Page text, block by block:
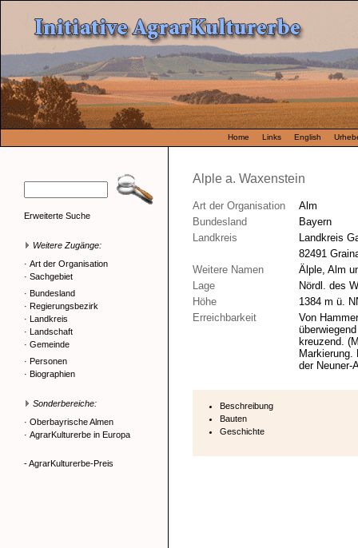
Home Links English
Erweiterte Suche
Weitere Zugänge:
· Art der Organisation
· Sachgebiet
· Bundesland
· Regierungsbezirk
· Landkreis
· Landschaft
· Gemeinde
· Personen
· Biographien
Sonderbereiche:
· Oberbayrische Almen
· AgrarKulturerbe in Europa
- AgrarKulturerbe-Preis
Alple a. Waxenstein
Art der Organisation
Alm
Bundesland
Bayern
Landkreis
Landkreis
82491
Weitere Namen
Älple, Alm
Lage
Nördl. des
Höhe
1384 m ü.
Erreichbarkeit
Von
kreuzend.
Markierung.
der Neuner-
Beschreibung
Bauten
Geschichte